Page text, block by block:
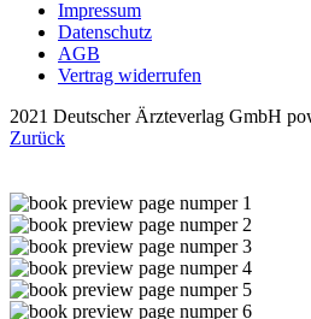
Impressum
Datenschutz
AGB
Vertrag widerrufen
2021 Deutscher Ärzteverlag GmbH
Zurück